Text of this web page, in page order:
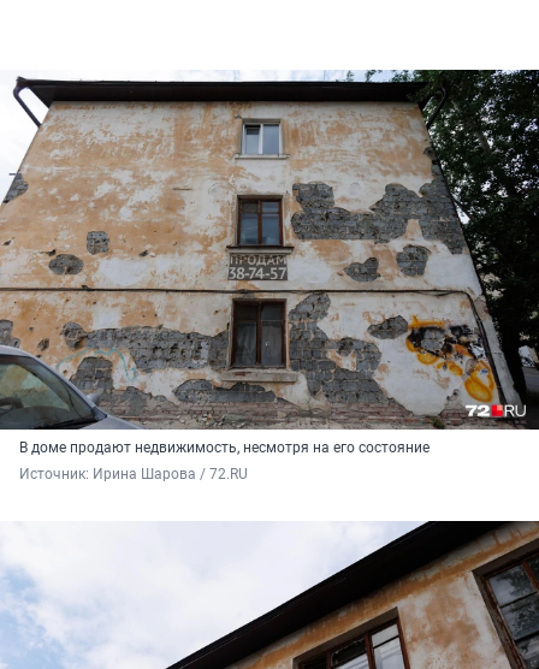
В доме продают недвижимость, несмотря на его состояние
Источник: Ирина Шарова / 72.RU